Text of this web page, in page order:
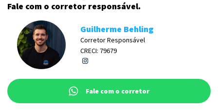
Fale com o corretor responsável.
Guilherme Behling
Corretor Responsável
CRECI: 79679
Fale com o corretor